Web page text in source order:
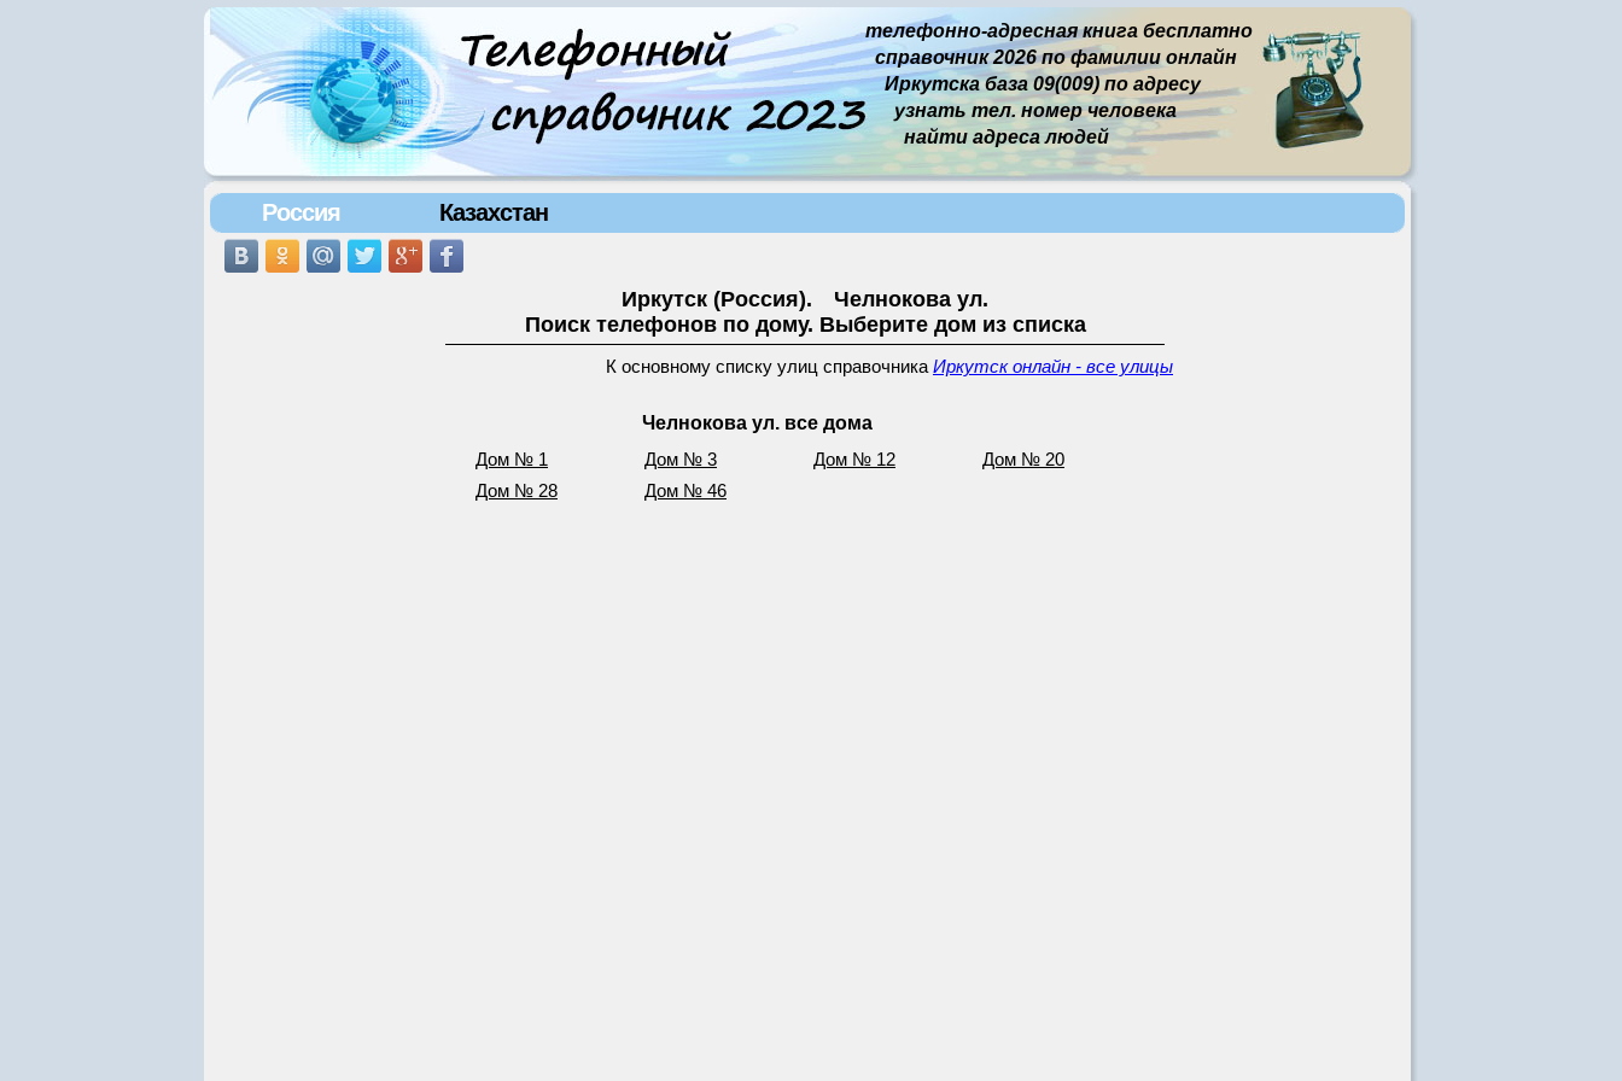
телефонно-адресная книга бесплатно
справочник 2026 по фамилии онлайн
Иркутска база 09(009) по адресу
узнать тел. номер человека
найти адреса людей
Россия Казахстан
Иркутск (Россия). Челнокова ул.
Поиск телефонов по дому. Выберите дом из списка
К основному списку улиц справочника Иркутск онлайн - все улицы
Челнокова ул. все дома
Дом № 1 Дом № 3 Дом № 12
Дом № 20
Дом № 28
Дом № 46